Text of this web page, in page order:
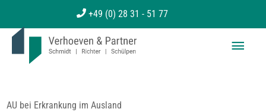
Inhalt
+49 (0) 28 31 - 51 77
AU bei Erkrankung im Ausland